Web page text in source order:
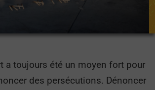
a toujours été un moyen fort pour
des persécutions. Dénoncer